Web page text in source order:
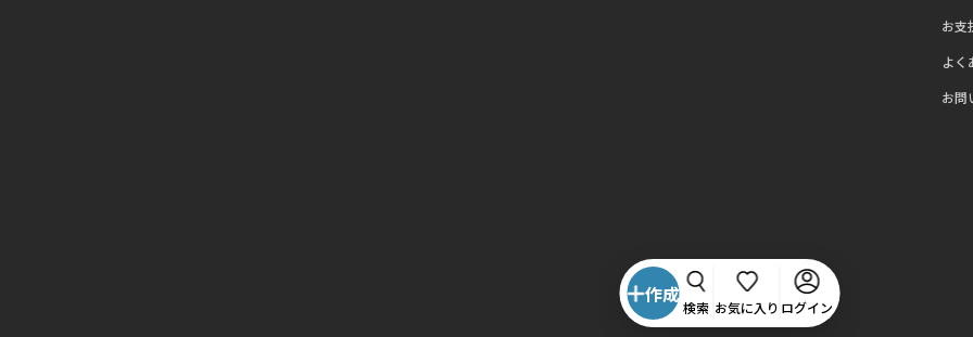
お支
よく
お問
作成
検索 お気に入り ログイン